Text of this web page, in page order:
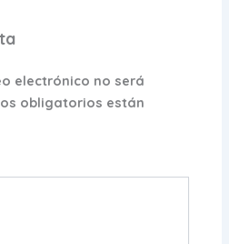
electrónico no será
obligatorios están